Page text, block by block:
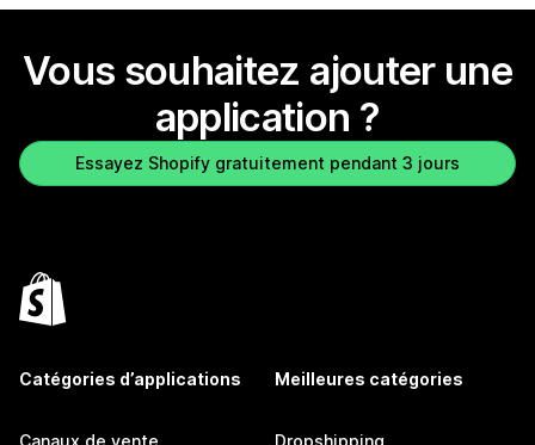
Vous souhaitez ajouter une
application ?
Essayez Shopify gratuitement pendant 3 jours
Catégories d’applications
Canaux de vente
Meilleures catégories
Dropshipping